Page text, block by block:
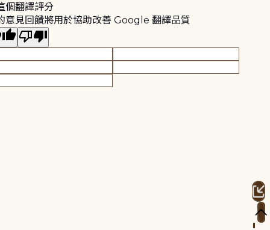
個翻譯評分
意見回饋將用於協助改善 Google 翻譯品質